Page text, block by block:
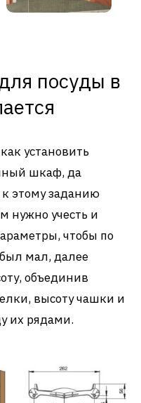
посуды в
установить
шкаф, да
этому заданию
нужно учесть и
чтобы по
мал, далее
объединив
высоту чашки и
их рядами.